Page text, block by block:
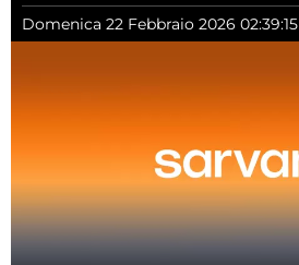
Domenica 22 Febbraio 2026 02:39:15